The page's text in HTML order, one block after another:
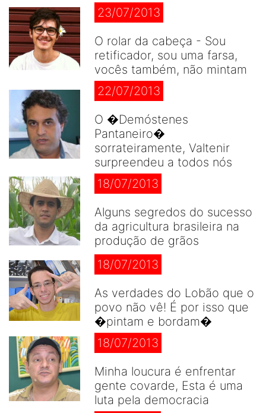
23/07/2013
O rolar da cabeça - Sou
retificador, sou uma farsa,
vocês também, não mintam
22/07/2013
O �Demóstenes
Pantaneiro�
sorrateiramente, Valtenir
surpreendeu a todos nós
18/07/2013
Alguns segredos do sucesso
da agricultura brasileira na
produção de grãos
18/07/2013
As verdades do Lobão que o
povo não vê! É por isso que
�pintam e bordam�
18/07/2013
Minha loucura é enfrentar
gente covarde, Esta é uma
luta pela democracia